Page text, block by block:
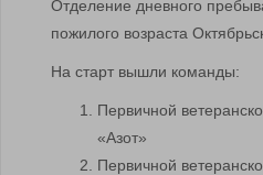
Отделение дневного
пожилого возраста
На старт вышли команды:
Первичной
«Азот»
Первичной